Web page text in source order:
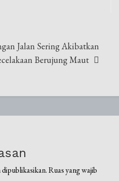
Jalan Sering Akibatkan
Berujung Maut
Ruas yang wajib